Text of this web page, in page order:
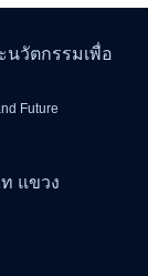
วัตกรรมเพื่อ
Future
แขวง